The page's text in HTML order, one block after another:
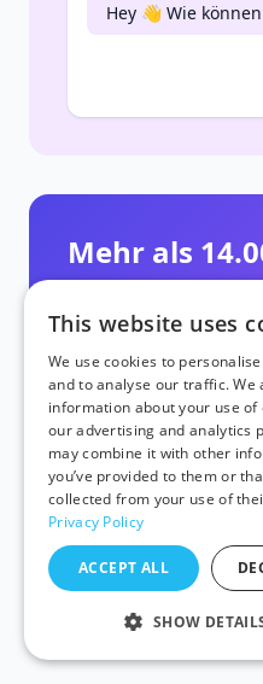
Hey 👋 Wie
Mehr als
vertrauen
6M+
Tests
400+
Unternehmen
Demo anfordern
This website uses
We use cookies to
and to analyse our traffic. We
information about your use
our advertising and analytics
may combine it with other
you’ve provided to them or
collected from your use of
Privacy Policy
ACCEPT ALL
SHOW